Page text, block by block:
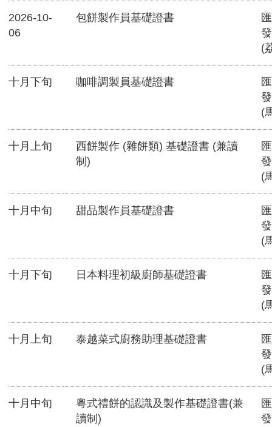
2026-10-
06
包餅製作員基礎證書
(
十月下旬 咖啡調製員基礎證書
(
十月上旬
西餅製作 (雜餅類) 基礎證書 (兼讀
制)
(
十月中旬 甜品製作員基礎證書
(
十月下旬 日本料理初級廚師基礎證書
(
十月上旬 泰越菜式廚務助理基礎證書
(
十月中旬
粵式禮餅的認識及製作基礎證書(兼
讀制)